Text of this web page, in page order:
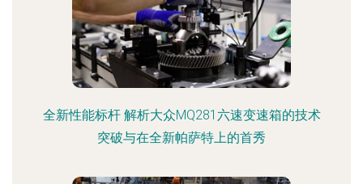
全新性能标杆 解析大众MQ281六速变速箱的技术
突破与在全新帕萨特上的首秀